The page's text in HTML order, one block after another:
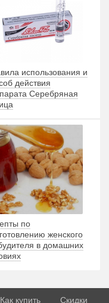
использования и
действия
Серебряная
по
женского
в домашних
Как купить Скидки